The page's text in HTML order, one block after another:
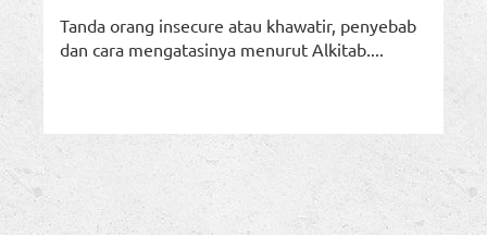
Tanda orang insecure atau khawatir, penyebab
dan cara mengatasinya menurut Alkitab....